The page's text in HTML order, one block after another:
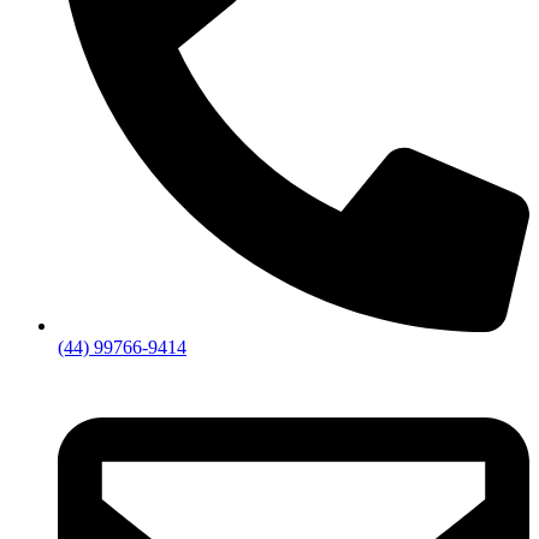
(44) 99766-9414